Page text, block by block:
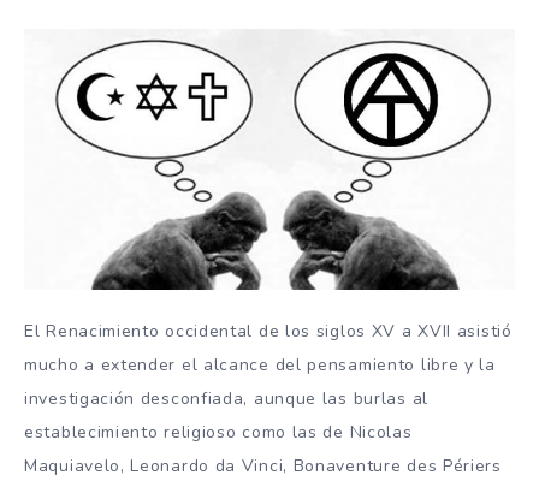
El Renacimiento occidental de los siglos XV a XVII asistió
mucho a extender el alcance del pensamiento libre y la
investigación desconfiada, aunque las burlas al
establecimiento religioso como las de Nicolas
Maquiavelo, Leonardo da Vinci, Bonaventure des Périers